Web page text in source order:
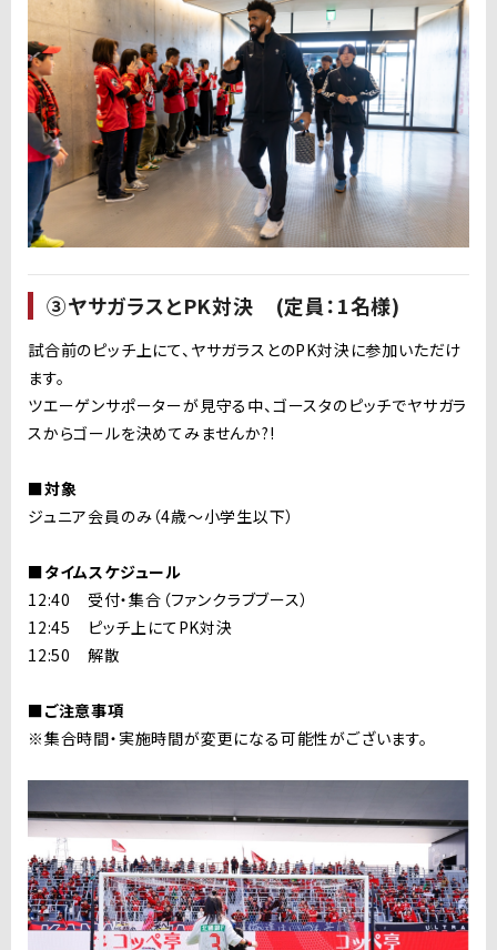
③ヤサガラスとPK対決 (定員：1名様)
試合前のピッチ上にて、ヤサガラスとのPK対決に参加いただけ
ます。
ツエーゲンサポーターが見守る中、ゴースタのピッチでヤサガラ
スからゴールを決めてみませんか?!
■対象
ジュニア会員のみ（4歳〜小学生以下）
■タイムスケジュール
12:40 受付・集合（ファンクラブブース）
12:45 ピッチ上にてPK対決
12:50 解散
■ご注意事項
※集合時間・実施時間が変更になる可能性がございます。